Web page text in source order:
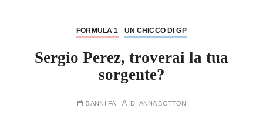
FORMULA 1 UN CHICCO DI GP
Sergio Perez, troverai la tua
sorgente?
5 ANNI FA DI ANNA BOTTON